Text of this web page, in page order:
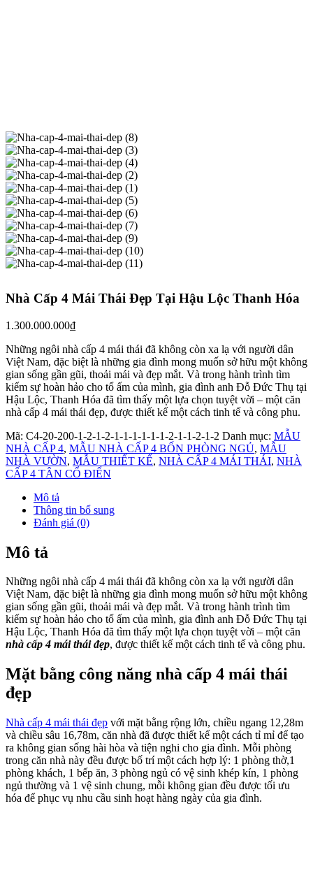
Nhà Cấp 4 Mái Thái Đẹp Tại Hậu Lộc Thanh Hóa
1.300.000.000₫
Những ngôi nhà cấp 4 mái thái đã không còn xa lạ với người dân
Việt Nam, đặc biệt là những gia đình mong muốn sở hữu một không
gian sống gần gũi, thoải mái và đẹp mắt. Và trong hành trình tìm
kiếm sự hoàn hảo cho tổ ấm của mình, gia đình anh Đỗ Đức Thụ tại
Hậu Lộc, Thanh Hóa đã tìm thấy một lựa chọn tuyệt vời – một căn
nhà cấp 4 mái thái đẹp, được thiết kế một cách tinh tế và công phu.
Mã: C4-20-200-1-2-1-2-1-1-1-1-1-1-2-1-1-2-1-2 Danh mục: MẪU
NHÀ CẤP 4, MẪU NHÀ CẤP 4 BỐN PHÒNG NGỦ, MẪU
NHÀ VƯỜN, MẪU THIẾT KẾ, NHÀ CẤP 4 MÁI THÁI, NHÀ
CẤP 4 TÂN CỔ ĐIỂN
Mô tả
Thông tin bổ sung
Đánh giá (0)
Mô tả
Những ngôi nhà cấp 4 mái thái đã không còn xa lạ với người dân
Việt Nam, đặc biệt là những gia đình mong muốn sở hữu một không
gian sống gần gũi, thoải mái và đẹp mắt. Và trong hành trình tìm
kiếm sự hoàn hảo cho tổ ấm của mình, gia đình anh Đỗ Đức Thụ tại
Hậu Lộc, Thanh Hóa đã tìm thấy một lựa chọn tuyệt vời – một căn
nhà cấp 4 mái thái đẹp, được thiết kế một cách tinh tế và công phu.
Mặt bằng công năng nhà cấp 4 mái thái
đẹp
Nhà cấp 4 mái thái đẹp với mặt bằng rộng lớn, chiều ngang 12,28m
và chiều sâu 16,78m, căn nhà đã được thiết kế một cách tỉ mỉ để tạo
ra không gian sống hài hòa và tiện nghi cho gia đình. Mỗi phòng
trong căn nhà này đều được bố trí một cách hợp lý: 1 phòng thờ,1
phòng khách, 1 bếp ăn, 3 phòng ngủ có vệ sinh khép kín, 1 phòng
ngủ thường và 1 vệ sinh chung, mỗi không gian đều được tối ưu
hóa để phục vụ nhu cầu sinh hoạt hàng ngày của gia đình.